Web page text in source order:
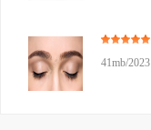
41mb/2023